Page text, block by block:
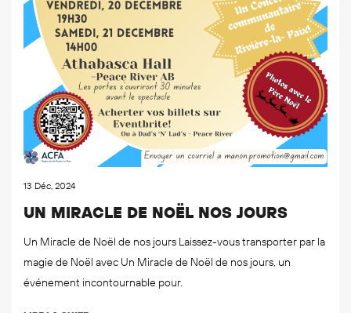
13 Déc, 2024
UN MIRACLE DE NOËL NOS JOURS
Un Miracle de Noël de nos jours Laissez-vous transporter par la
magie de Noël avec Un Miracle de Noël de nos jours, un
événement incontournable pour.